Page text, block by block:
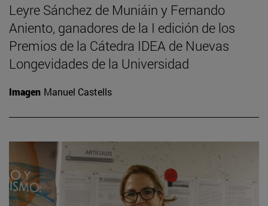
Leyre Sánchez de Muniáin y Fernando
Aniento, ganadores de la I edición de los
Premios de la Cátedra IDEA de Nuevas
Longevidades de la Universidad
Imagen Manuel Castells